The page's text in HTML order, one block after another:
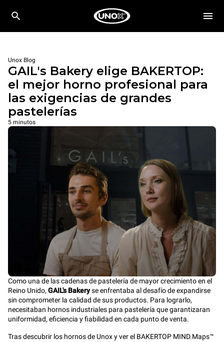
Unox Blog
GAIL's Bakery elige BAKERTOP:
el mejor horno profesional para
las exigencias de grandes
pastelerías
5 minutos
Como una de las cadenas de pastelería de mayor crecimiento en el
Reino Unido, GAIL's Bakeryse enfrentaba al desafío de expandirse
sin comprometer la calidad de sus productos. Para lograrlo,
necesitaban hornos industriales para pastelería que garantizaran
uniformidad, eficiencia y fiabilidad en cada punto de venta.
Tras descubrir los hornos de Unox y ver el BAKERTOP MIND.Maps™